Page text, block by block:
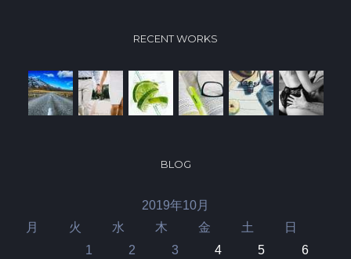
RECENT WORKS
BLOG
2019年10月
月 火 水 木 金 土 日
1 2 3 4 5
6